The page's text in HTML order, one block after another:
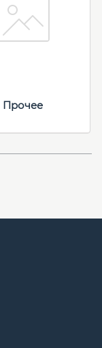
Прочее